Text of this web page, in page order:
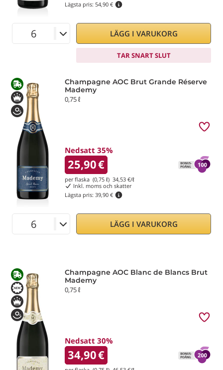
Lägsta pris: 54,90 €
LÄGG I VARUKORG
TAR SNART SLUT
Champagne AOC Brut Grande Réserve
Mademy
0,75 ℓ
Nedsatt 35%
25,90€
per flaska (0,75 ℓ) 34,53 €/ℓ
Inkl. moms och skatter
Lägsta pris: 39,90 €
LÄGG I VARUKORG
Champagne AOC Blanc de Blancs Brut
Mademy
0,75 ℓ
Nedsatt 30%
34,90€